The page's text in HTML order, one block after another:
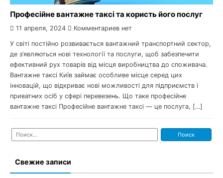
Професійне вантажне таксі та користь його послуг
11 апреля, 2024 Комментариев нет
У світі постійно розвивається вантажний транспортний сектор,
де з’являються нові технології та послуги, щоб забезпечити
ефективний рух товарів від місця виробництва до споживача.
Вантажне таксі Київ займає особливе місце серед цих
інновацій, що відкриває нові можливості для підприємств і
приватних осіб у сфері перевезень. Що таке професійне
вантажне таксі Професійне вантажне таксі — це послуга, […]
Найти:
Свежие записи